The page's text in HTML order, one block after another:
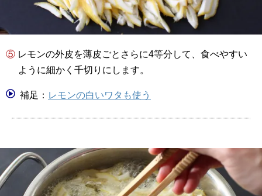
⑤ レモンの外皮を薄皮ごとさらに4等分して、食べやすい
ように細かく千切りにします。
補足： レモンの白いワタも使う